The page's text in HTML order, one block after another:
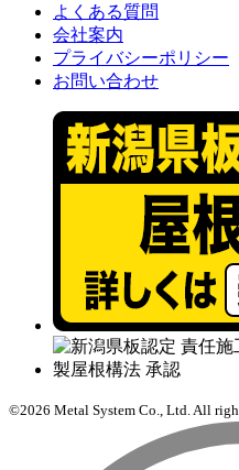
よくある質問
会社案内
プライバシーポリシー
お問い合わせ
©2026 Metal System Co., Ltd. All